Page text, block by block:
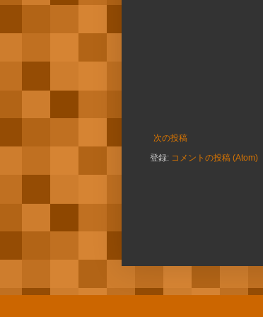
次の投稿
登録: コメントの投稿 (Atom)